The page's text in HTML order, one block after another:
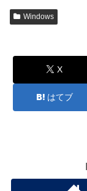
Windows
X
はてブ